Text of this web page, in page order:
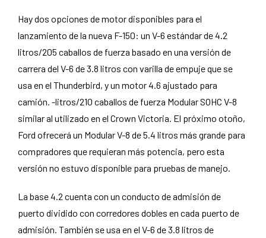
Hay dos opciones de motor disponibles para el
lanzamiento de la nueva F-150: un V-6 estándar de 4.2
litros/205 caballos de fuerza basado en una versión de
carrera del V-6 de 3.8 litros con varilla de empuje que se
usa en el Thunderbird, y un motor 4.6 ajustado para
camión. -litros/210 caballos de fuerza Modular SOHC V-8
similar al utilizado en el Crown Victoria. El próximo otoño,
Ford ofrecerá un Modular V-8 de 5.4 litros más grande para
compradores que requieran más potencia, pero esta
versión no estuvo disponible para pruebas de manejo.
La base 4.2 cuenta con un conducto de admisión de
puerto dividido con corredores dobles en cada puerto de
admisión. También se usa en el V-6 de 3.8 litros de